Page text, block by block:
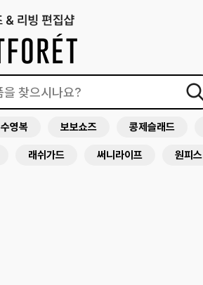
수영복 보보쇼즈 콩제슬래드
래쉬가드 써니라이프 원피스